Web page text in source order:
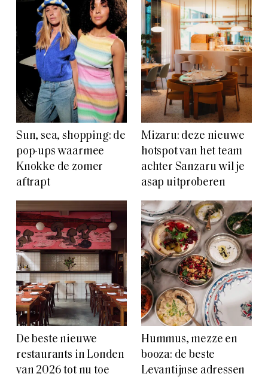
Sun, sea, shopping: de
pop-ups waarmee
Knokke de zomer
aftrapt
Mizaru: deze nieuwe
hotspot van het team
achter Sanzaru wil je
asap uitproberen
De beste nieuwe
restaurants in Londen
van 2026 tot nu toe
Hummus, mezze en
booza: de beste
Levantijnse adressen